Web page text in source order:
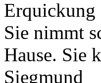
Erquickung
Sie nimmt
Hause. Sie
Siegmund